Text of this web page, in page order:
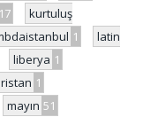
kurtuluş
1
latin
liberya 1
1
mayın 51